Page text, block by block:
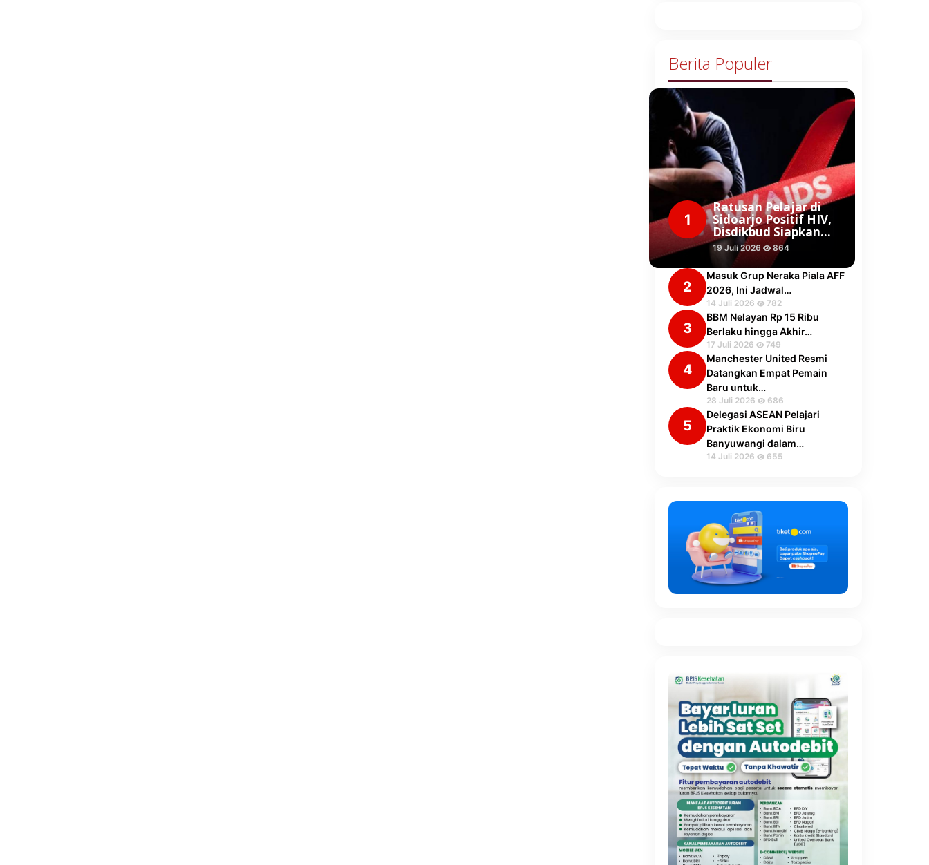
Berita Populer
1
Ratusan Pelajar di
Sidoarjo Positif HIV,
Disdikbud Siapkan…
19 Juli 2026 864
2
Masuk Grup Neraka Piala AFF
2026, Ini Jadwal…
14 Juli 2026 782
3
BBM Nelayan Rp 15 Ribu
Berlaku hingga Akhir…
17 Juli 2026 749
4
Manchester United Resmi
Datangkan Empat Pemain
Baru untuk…
28 Juli 2026 686
5
Delegasi ASEAN Pelajari
Praktik Ekonomi Biru
Banyuwangi dalam…
14 Juli 2026 655